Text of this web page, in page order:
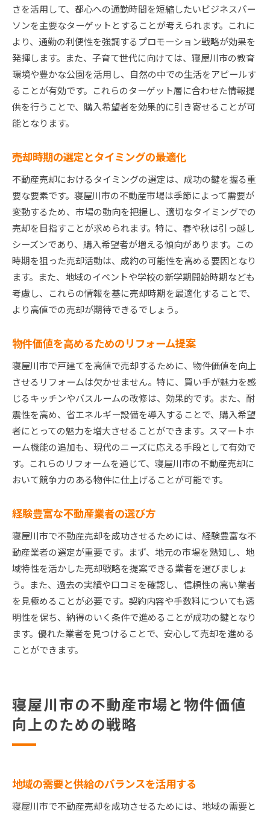
さを活用して、都心への通勤時間を短縮したいビジネスパー
ソンを主要なターゲットとすることが考えられます。これに
より、通勤の利便性を強調するプロモーション戦略が効果を
発揮します。また、子育て世代に向けては、寝屋川市の教育
環境や豊かな公園を活用し、自然の中での生活をアピールす
ることが有効です。これらのターゲット層に合わせた情報提
供を行うことで、購入希望者を効果的に引き寄せることが可
能となります。
売却時期の選定とタイミングの最適化
不動産売却におけるタイミングの選定は、成功の鍵を握る重
要な要素です。寝屋川市の不動産市場は季節によって需要が
変動するため、市場の動向を把握し、適切なタイミングでの
売却を目指すことが求められます。特に、春や秋は引っ越し
シーズンであり、購入希望者が増える傾向があります。この
時期を狙った売却活動は、成約の可能性を高める要因となり
ます。また、地域のイベントや学校の新学期開始時期なども
考慮し、これらの情報を基に売却時期を最適化することで、
より高値での売却が期待できるでしょう。
物件価値を高めるためのリフォーム提案
寝屋川市で戸建てを高値で売却するために、物件価値を向上
させるリフォームは欠かせません。特に、買い手が魅力を感
じるキッチンやバスルームの改修は、効果的です。また、耐
震性を高め、省エネルギー設備を導入することで、購入希望
者にとっての魅力を増大させることができます。スマートホ
ーム機能の追加も、現代のニーズに応える手段として有効で
す。これらのリフォームを通じて、寝屋川市の不動産売却に
おいて競争力のある物件に仕上げることが可能です。
経験豊富な不動産業者の選び方
寝屋川市で不動産売却を成功させるためには、経験豊富な不
動産業者の選定が重要です。まず、地元の市場を熟知し、地
域特性を活かした売却戦略を提案できる業者を選びましょ
う。また、過去の実績や口コミを確認し、信頼性の高い業者
を見極めることが必要です。契約内容や手数料についても透
明性を保ち、納得のいく条件で進めることが成功の鍵となり
ます。優れた業者を見つけることで、安心して売却を進める
ことができます。
寝屋川市の不動産市場と物件価値
向上のための戦略
地域の需要と供給のバランスを活用する
寝屋川市で不動産売却を成功させるためには、地域の需要と